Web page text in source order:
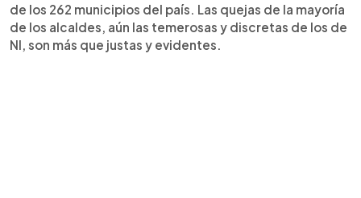
de los 262 municipios del país. Las quejas de la mayoría
de los alcaldes, aún las temerosas y discretas de los de
NI, son más que justas y evidentes.